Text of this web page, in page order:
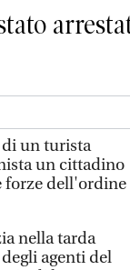
di un turista
un cittadino
forze dell'ordine
nella tarda
agenti del